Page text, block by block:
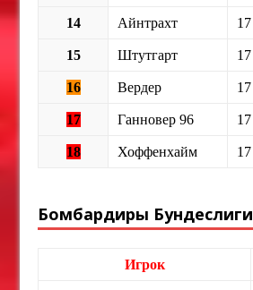
14 Айнтрахт 17
15 Штутгарт 17
16 Вердер 17
17 Ганновер 96 17
18 Хоффенхайм 17
Бомбардиры Бундеслиги
Игрок